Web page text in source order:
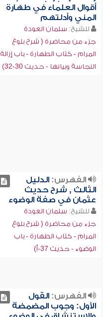
أقوال العلماء في طهارة
المني وأدلتهم
للشيخ: سلمان العودة
جزء من محاضرة ( شرح بلوغ
المرام - كتاب الطهارة - باب إزالة
النجاسة وبيانها - حديث 30-32)
الفهرس:الدليل
الثالث , شرح حديث
عثمان في صفة الوضوء
للشيخ: سلمان العودة
جزء من محاضرة ( شرح بلوغ
المرام - كتاب الطهارة - باب
الوضوء - حديث 37-أ)
الفهرس:القول
الأول: وجوب المضمضة